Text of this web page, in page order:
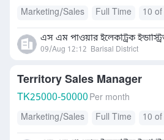
Marketing/Sales Full Time 10
এস এম পাওয়ার ইলেকট্রিক
09/Aug 12:12 Barisal District
Territory Sales Manager
TK25000-50000 Per month
Marketing/Sales
Full Time 10